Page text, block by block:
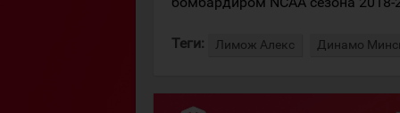
Теги: Лимож Алекс Динамо